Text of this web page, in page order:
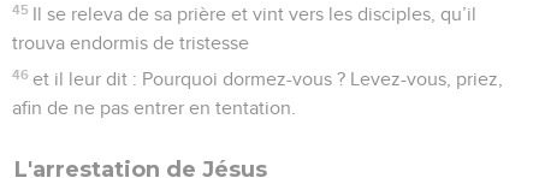
45 Il se releva de sa prière et vint vers les disciples, qu’il
trouva endormis de tristesse
46 et il leur dit : Pourquoi dormez-vous ? Levez-vous, priez,
afin de ne pas entrer en tentation.
L'arrestation de Jésus